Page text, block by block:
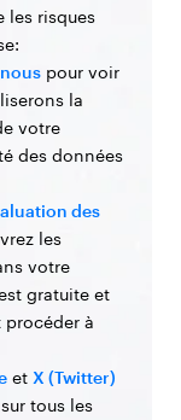
les risques
pour voir
la
votre
des données
des
les
votre
gratuite et
à
et X (Twitter)
tous les